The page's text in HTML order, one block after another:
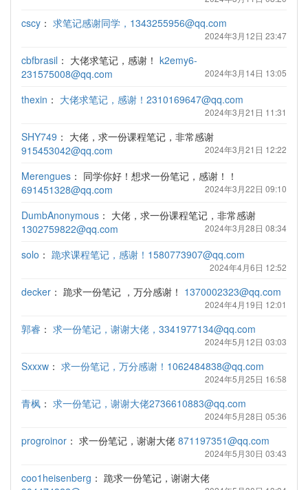
cscy ： 求笔记感谢同学，1343255956@qq.com
2024年3月12日 23:47
cbfbrasil ： 大佬求笔记，感谢！ k2emy6-
231575008@qq.com
2024年3月14日 13:05
thexin ： 大佬求笔记，感谢！2310169647@qq.com
2024年3月21日 11:31
SHY749 ： 大佬，求一份课程笔记，非常感谢
915453042@qq.com
2024年3月21日 12:22
Merengues ： 同学你好！想求一份笔记，感谢！！
691451328@qq.com
2024年3月22日 09:10
DumbAnonymous ： 大佬，求一份课程笔记，非常感谢
1302759822@qq.com
2024年3月28日 08:34
solo ： 跪求课程笔记，感谢！1580773907@qq.com
2024年4月6日 12:52
decker ： 跪求一份笔记 ，万分感谢！ 1370002323@qq.com
2024年4月19日 12:01
郭睿 ： 求一份笔记，谢谢大佬，3341977134@qq.com
2024年5月12日 03:03
Sxxxw ： 求一份笔记，万分感谢！1062484838@qq.com
2024年5月25日 16:58
青枫 ： 求一份笔记，谢谢大佬2736610883@qq.com
2024年5月28日 05:36
progroinor ： 求一份笔记，谢谢大佬 871197351@qq.com
2024年5月30日 03:43
coo1heisenberg ： 跪求一份笔记，谢谢大佬